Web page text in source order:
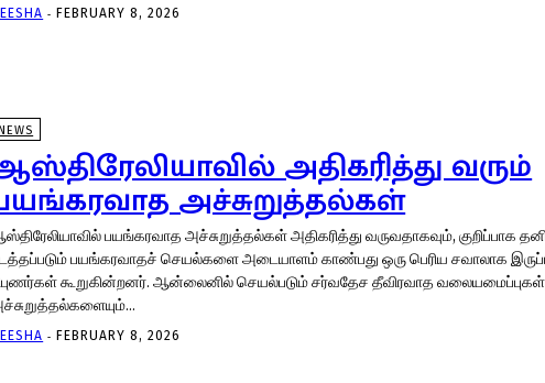
- FEBRUARY 8, 2026
அதிகரித்து வரும்
அச்சுறுத்தல்கள்
பயங்கரவாத அச்சுறுத்தல்கள் அதிகரித்து வருவதாகவும், குறிப்பாக
பயங்கரவாதச் செயல்களை அடையாளம் காண்பது ஒரு பெரிய சவாலாக
கூறுகின்றனர். ஆன்லைனில் செயல்படும் சர்வதேச தீவிரவாத வலையமைப்புகள், அனைத்து
- FEBRUARY 8, 2026